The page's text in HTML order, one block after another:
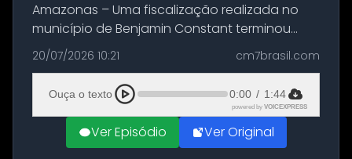
Amazonas – Uma fiscalização realizada no
município de Benjamin Constant terminou
com a apreensão de aproximadamente 115
quilos de entorpecentes em uma
embarcação atracada no porto da cidade. O
materia...
20/07/2026 10:21 cm7brasil.com
Ouça o texto 0:00 / 1:44
powered by VOICEXPRESS
Ver Episódio Ver Original